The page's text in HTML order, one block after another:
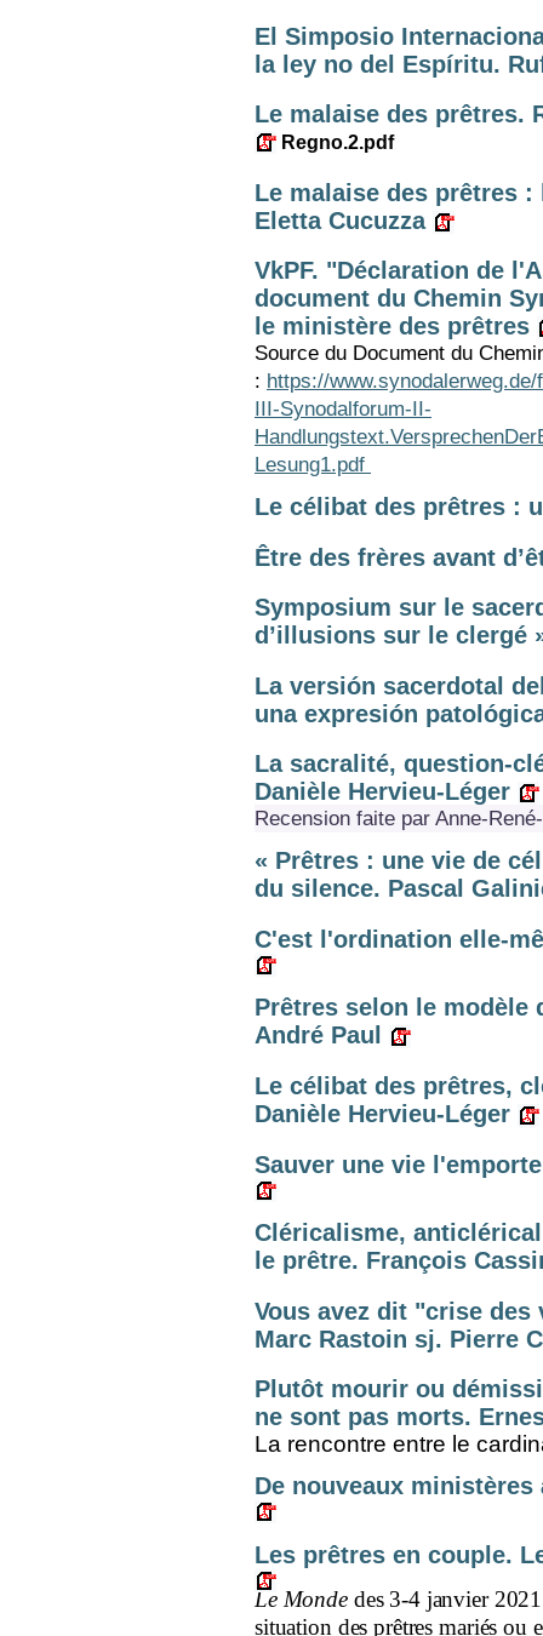
El Simposio
la ley no del Espíritu.
Le malaise des prêtres.
Regno.2.pdf
Le malaise des prêtres
Eletta Cucuzza
VkPF. "Déclaration de
document du Chemin
le ministère des prêtres
Source du Document du
: https://
III-Synodalforum-II-
Lesung1.pdf
Le célibat des prêtres :
Être des frères avant
Symposium sur le
d’illusions sur le clergé
La versión sacerdotal
una expresión
La sacralité, question-
Danièle Hervieu-Léger
Recension faite par Anne-
« Prêtres : une vie de
du silence. Pascal
C'est l'ordination elle-
Prêtres selon le modèle
André Paul
Le célibat des prêtres,
Danièle Hervieu-Léger
Sauver une vie
Cléricalisme,
le prêtre. François
Vous avez dit "crise
Marc Rastoin sj. Pierre
Plutôt mourir ou
ne sont pas morts.
La rencontre entre le
De nouveaux
Les prêtres en couple.
Le Monde des 3-4 janvier 2021
situation des prêtres mariés ou